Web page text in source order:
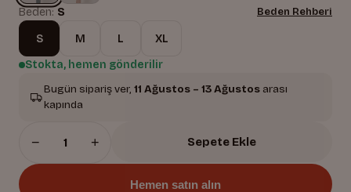
Beden: S Beden Rehberi
S M L
XL
Stokta, hemen gönderilir
Bugün sipariş ver, 11 Ağustos – 13 Ağustos arası
kapında
− + Sepete Ekle
Hemen satın alın